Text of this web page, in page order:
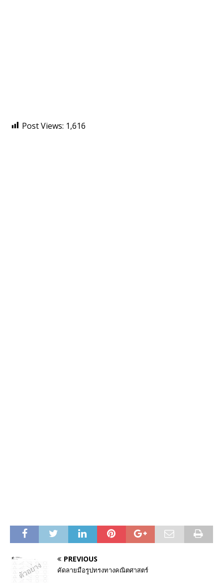
Post Views: 1,616
PREVIOUS
คัดลายมือรูปทรงทางคณิตศาสตร์